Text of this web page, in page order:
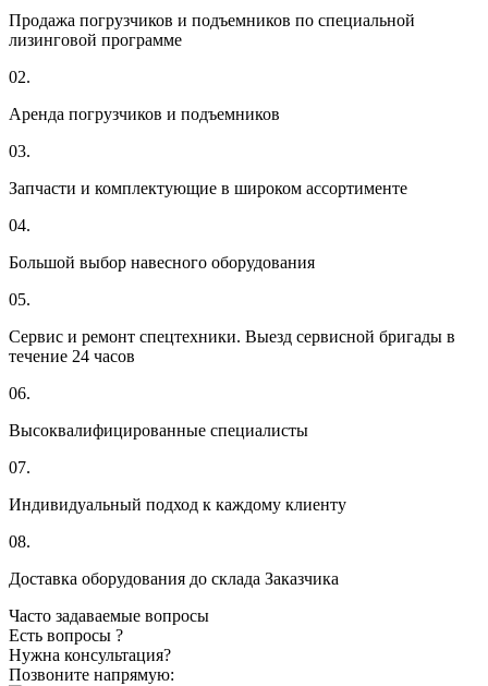
Продажа погрузчиков и подъемников по специальной
лизинговой программе
02.
Аренда погрузчиков и подъемников
03.
Запчасти и комплектующие в широком ассортименте
04.
Большой выбор навесного оборудования
05.
Сервис и ремонт спецтехники. Выезд сервисной бригады в
течение 24 часов
06.
Высоквалифицированные специалисты
07.
Индивидуальный подход к каждому клиенту
08.
Доставка оборудования до склада Заказчика
Часто задаваемые вопросы
Есть вопросы ?
Нужна консультация?
Позвоните напрямую: